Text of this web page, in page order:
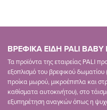
ΒΡΕΦΙΚΑ ΕΙΔΗ PALI BABY
Τα προϊόντα της εταιρείας PALI
εξοπλισμό του βρεφικού δωματίου
προίκα μωρού, μικροέπιπλα και
καθίσματα αυτοκινήτου), στο
εξυπηρέτηση αναγκών όπως η